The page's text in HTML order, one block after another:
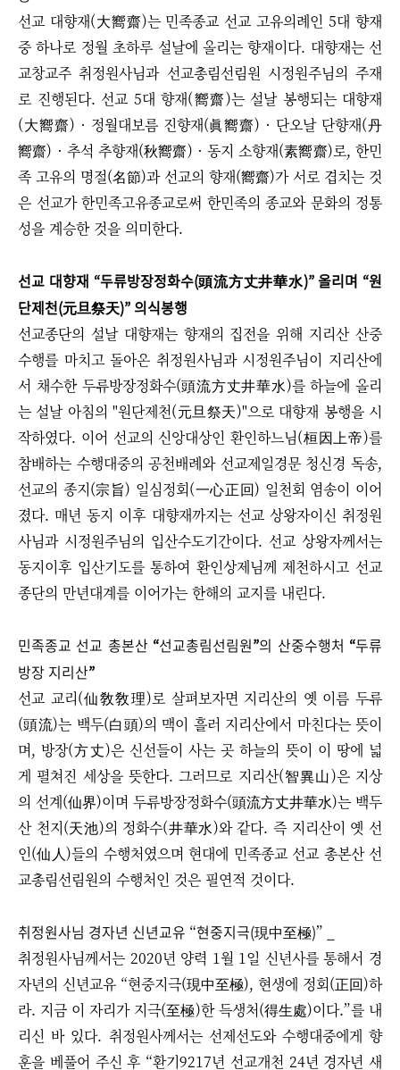
선교 대향재(大嚮齋)는 민족종교 선교 고유의례인 5대 향재
중 하나로 정월 초하루 설날에 올리는 향재이다. 대향재는 선
교창교주 취정원사님과 선교총림선림원 시정원주님의 주재
로 진행된다. 선교 5대 향재(嚮齋)는 설날 봉행되는 대향재
(大嚮齋) · 정월대보름 진향재(眞嚮齋) · 단오날 단향재(丹
嚮齋) · 추석 추향재(秋嚮齋) · 동지 소향재(素嚮齋)로, 한민
족 고유의 명절(名節)과 선교의 향재(嚮齋)가 서로 겹치는 것
은 선교가 한민족고유종교로써 한민족의 종교와 문화의 정통
성을 계승한 것을 의미한다.
선교 대향재 “두류방장정화수(頭流方丈井華水)”올리며 “원
단제천(元旦祭天)” 의식봉행
선교종단의 설날 대향재는 향재의 집전을 위해 지리산 산중
수행를 마치고 돌아온 취정원사님과 시정원주님이 지리산에
서 채수한 두류방장정화수(頭流方丈井華水)를 하늘에 올리
는 설날 아침의 "원단제천(元旦祭天)"으로 대향재 봉행을 시
작하였다. 이어 선교의 신앙대상인 환인하느님(桓因上帝)를
참배하는 수행대중의 공천배례와 선교제일경문 청신경 독송,
선교의 종지(宗旨) 일심정회(一心正回) 일천회 염송이 이어
졌다. 매년 동지 이후 대향재까지는 선교 상왕자이신 취정원
사님과 시정원주님의 입산수도기간이다. 선교 상왕자께서는
동지이후 입산기도를 통하여 환인상제님께 제천하시고 선교
종단의 만년대계를 이어가는 한해의 교지를 내린다.
민족종교 선교 총본산 “선교총림선림원”의 산중수행처 “두류
방장 지리산”
선교 교리(仙敎敎理)로 살펴보자면 지리산의 옛 이름 두류
(頭流)는 백두(白頭)의 맥이 흘러 지리산에서 마친다는 뜻이
며, 방장(方丈)은 신선들이 사는 곳 하늘의 뜻이 이 땅에 넓
게 펼쳐진 세상을 뜻한다. 그러므로 지리산(智異山)은 지상
의 선계(仙界)이며 두류방장정화수(頭流方丈井華水)는 백두
산 천지(天池)의 정화수(井華水)와 같다. 즉 지리산이 옛 선
인(仙人)들의 수행처였으며 현대에 민족종교 선교 총본산 선
교총림선림원의 수행처인 것은 필연적 것이다.
취정원사님 경자년 신년교유 “현중지극(現中至極)”
취정원사님께서는 2020년 양력 1월 1일 신년사를 통해서 경
자년의 신년교유 “현중지극(現中至極), 현생에 정회(正回)하
라. 지금 이 자리가 지극(至極)한 득생처(得生處)이다.”를 내
리신 바 있다. 취정원사께서는 선제선도와 수행대중에게 향
훈을 베풀어 주신 후 “환기9217년 선교개천 24년 경자년 새